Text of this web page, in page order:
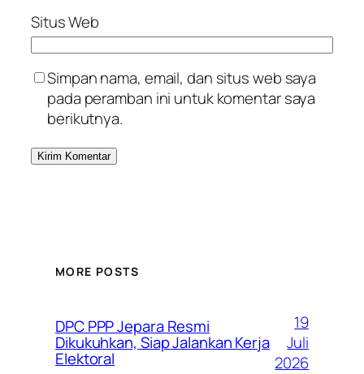
Situs Web
Simpan nama, email, dan situs web saya
pada peramban ini untuk komentar saya
berikutnya.
MORE POSTS
DPC PPP Jepara Resmi
Dikukuhkan, Siap Jalankan Kerja
Elektoral
19
Juli
2026